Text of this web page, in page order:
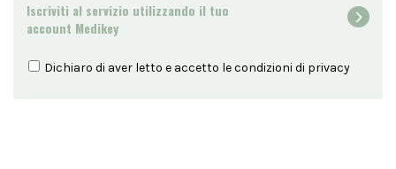
Iscriviti al servizio utilizzando il tuo
account Medikey
Dichiaro di aver letto e accetto le condizioni di privacy